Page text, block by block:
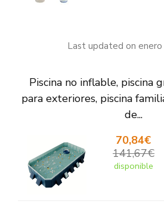
Last updated on
Piscina no inflable, piscina
para exteriores, piscina
de...
70,84€
141,67€
disponible